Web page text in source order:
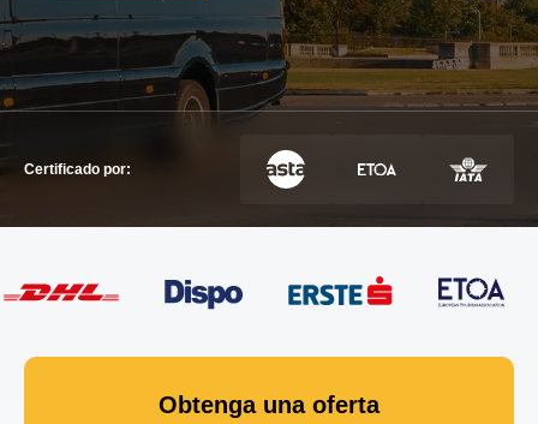
Certificado por:
Obtenga una oferta